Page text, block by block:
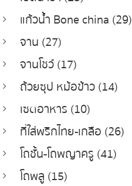
แก้วน้ำ Bone china (29)
จาน (27)
จานโชว์ (17)
ถ้วยซุป หม้อข้าว (14)
เซตอาหาร (10)
ที่ใส่พริกไทย-เกลือ (26)
โถชั้น-โถพญาครู (41)
โถพลู (15)